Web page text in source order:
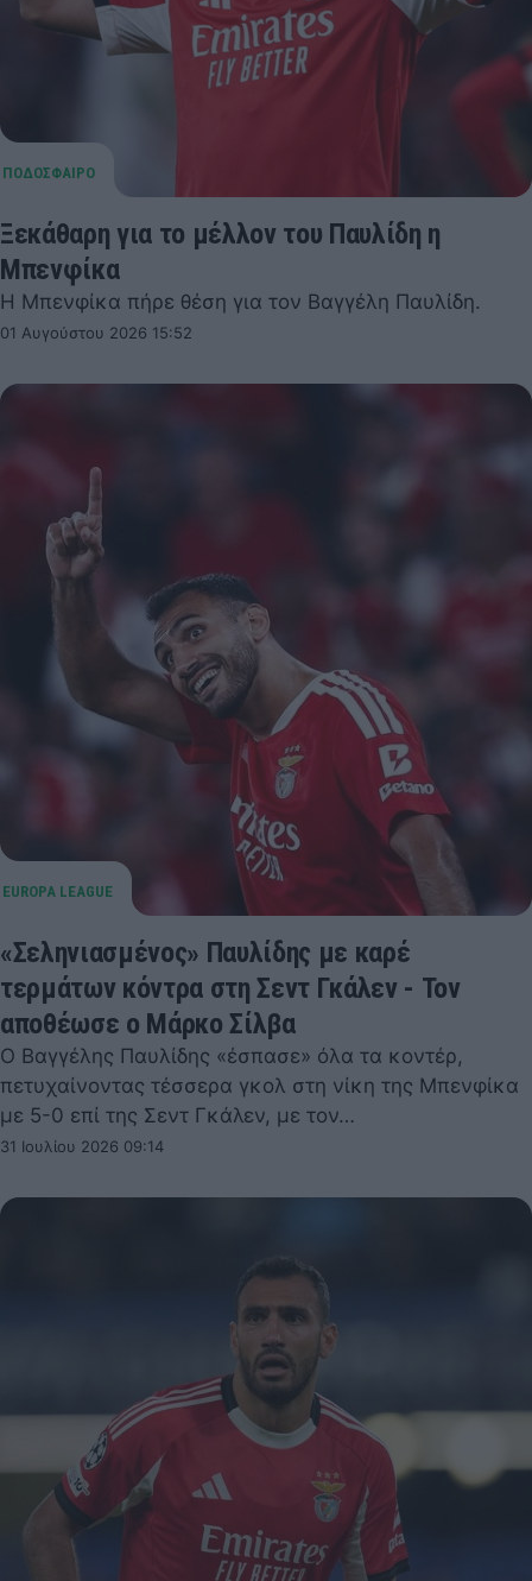
Ξεκάθαρη για το μέλλον του Παυλίδη η
Μπενφίκα
Η Μπενφίκα πήρε θέση για τον Βαγγέλη Παυλίδη.
01 Αυγούστου 2026 15:52
«Σεληνιασμένος» Παυλίδης με καρέ
τερμάτων κόντρα στη Σεντ Γκάλεν - Τον
αποθέωσε ο Μάρκο Σίλβα
Ο Βαγγέλης Παυλίδης «έσπασε» όλα τα κοντέρ,
πετυχαίνοντας τέσσερα γκολ στη νίκη της Μπενφίκα
με 5-0 επί της Σεντ Γκάλεν, με τον…
31 Ιουλίου 2026 09:14